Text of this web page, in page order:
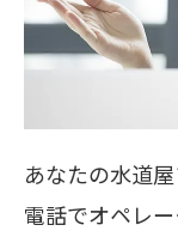
あなたの水道
電話でオペレ